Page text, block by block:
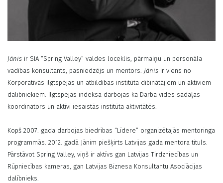
Jānis ir SIA “Spring Valley” valdes loceklis, pārmaiņu un personāla
vadības konsultants, pasniedzējs un mentors. Jānis ir viens no
Korporatīvās ilgtspējas un atbildības institūta dibinātājiem un aktīviem
dalībniekiem. Ilgtspējas indeksā darbojas kā Darba vides sadaļas
koordinators un aktīvi iesaistās institūta aktivitātēs.
Kopš 2007. gada darbojas biedrības “Līdere” organizētajās mentoringa
programmās. 2012. gadā Jānim piešķirts Latvijas gada mentora tituls.
Pārstāvot Spring Valley, viņš ir aktīvs gan Latvijas Tirdzniecības un
Rūpniecības kameras, gan Latvijas Biznesa Konsultantu Asociācijas
dalībnieks.